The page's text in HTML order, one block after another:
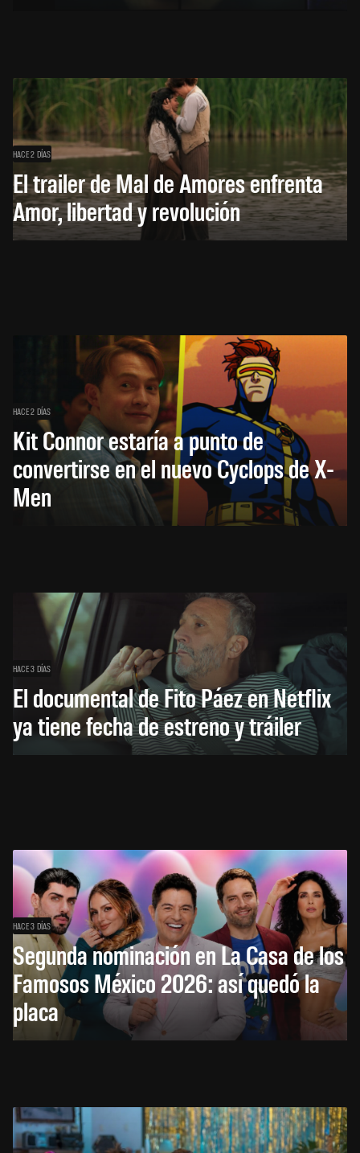
HACE 2 DÍAS
El trailer de Mal de Amores enfrenta
Amor, libertad y revolución
HACE 2 DÍAS
Kit Connor estaría a punto de
convertirse en el nuevo Cyclops de X-
Men
HACE 3 DÍAS
El documental de Fito Páez en Netflix
ya tiene fecha de estreno y tráiler
HACE 3 DÍAS
Segunda nominación en La Casa de los
Famosos México 2026: así quedó la
placa